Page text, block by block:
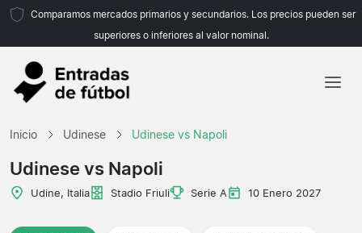
Comparamos mercados primarios y secundarios. Los precios pueden ser
superiores o inferiores al valor nominal.
Inicio Udinese Udinese vs Napoli
Udinese vs Napoli
Udine, Italia Stadio Friuli Serie A 10 Enero 2027